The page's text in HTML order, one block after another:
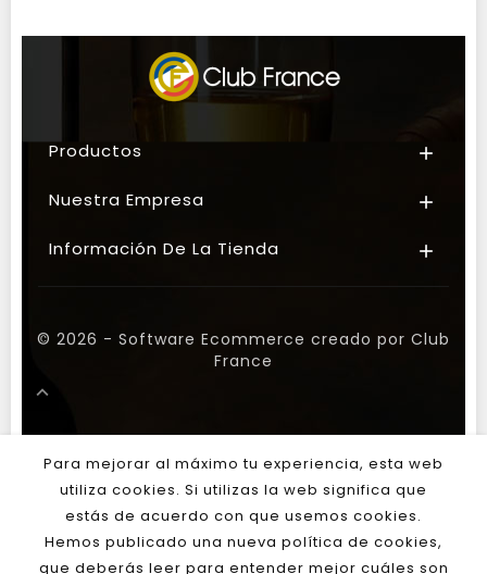
Productos 
Nuestra Empresa 
Información De La Tienda 
© 2026 - Software Ecommerce creado por Club
France

Para mejorar al máximo tu experiencia, esta web
utiliza cookies. Si utilizas la web significa que
estás de acuerdo con que usemos cookies.
Hemos publicado una nueva política de cookies,
que deberás leer para entender mejor cuáles son